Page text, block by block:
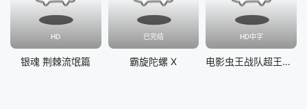
HD
银魂 荆棘流氓篇
已完结
霸旋陀螺 X
HD中字
电影虫王战队超王者：冒险天堂